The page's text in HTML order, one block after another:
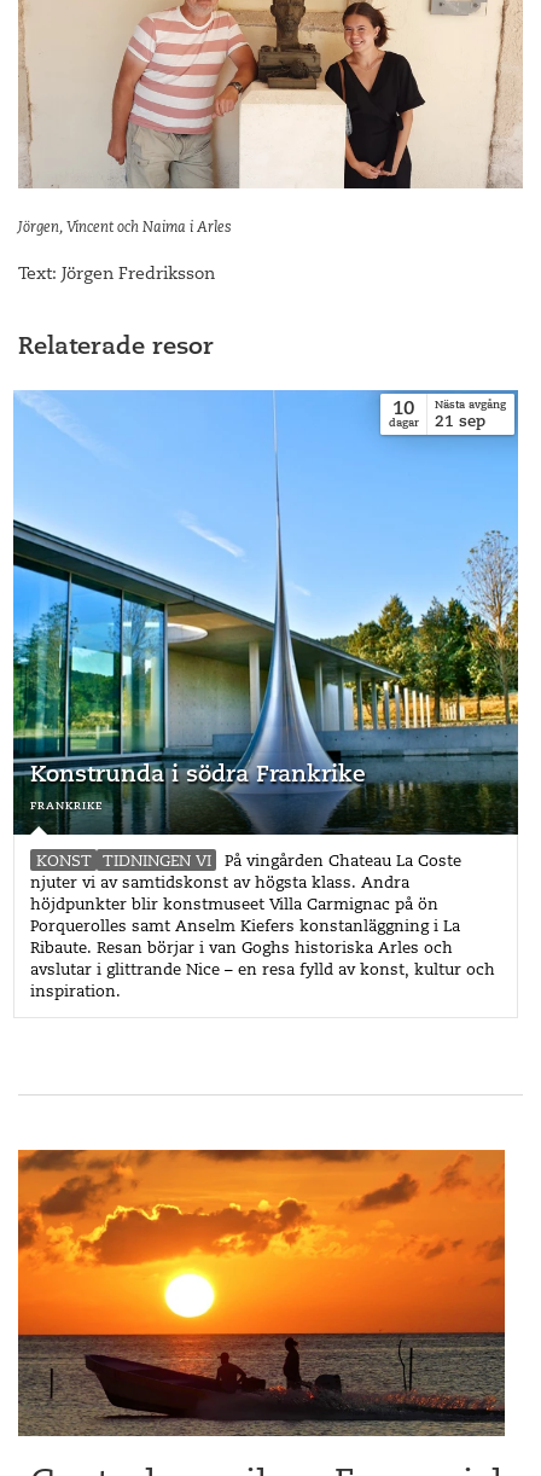
Jörgen, Vincent och Naima i Arles
Text: Jörgen Fredriksson
Relaterade resor
Konstrunda i södra Frankrike
frankrike
10
dagar
Nästa avgång
21sep
KONST TIDNINGEN VI
På vingården Chateau La Coste
njuter vi av samtidskonst av högsta klass. Andra
höjdpunkter blir konstmuseet Villa Carmignac på ön
Porquerolles samt Anselm Kiefers konstanläggning i La
Ribaute. Resan börjar i van Goghs historiska Arles och
avslutar i glittrande Nice – en resa fylld av konst, kultur och
inspiration.